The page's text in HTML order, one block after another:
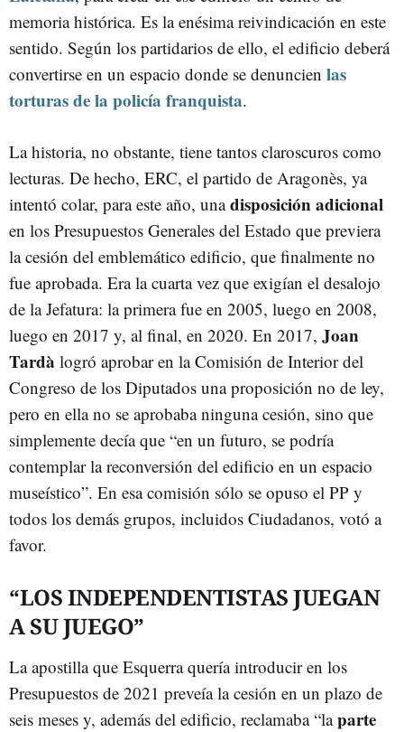
memoria histórica. Es la enésima reivindicación en este
sentido. Según los partidarios de ello, el edificio deberá
convertirse en un espacio donde se denuncien las
torturas de la policía franquista.
La historia, no obstante, tiene tantos claroscuros como
lecturas. De hecho, ERC, el partido de Aragonès, ya
intentó colar, para este año, unadisposición adicional
en los Presupuestos Generales del Estado que previera
la cesión del emblemático edificio, que finalmente no
fue aprobada. Era la cuarta vez que exigían el desalojo
de la Jefatura: la primera fue en 2005, luego en 2008,
luego en 2017 y, al final, en 2020. En 2017, Joan
Tardà logró aprobar en la Comisión de Interior del
Congreso de los Diputados una proposición no de ley,
pero en ella no se aprobaba ninguna cesión, sino que
simplemente decía que “en un futuro, se podría
contemplar la reconversión del edificio en un espacio
museístico”. En esa comisión sólo se opuso el PP y
todos los demás grupos, incluidos Ciudadanos, votó a
favor.
“LOS INDEPENDENTISTAS JUEGAN
A SU JUEGO”
La apostilla que Esquerra quería introducir en los
Presupuestos de 2021 preveía la cesión en un plazo de
seis meses y, además del edificio, reclamaba “laparte